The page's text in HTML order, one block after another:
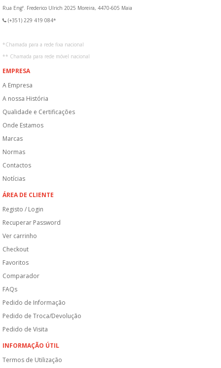
Rua Engº. Frederico Ulrich 2025 Moreira, 4470-605 Maia
(+351) 229 419 084*
*Chamada para a rede fixa nacional
** Chamada para rede móvel nacional
EMPRESA
A Empresa
A nossa História
Qualidade e Certificações
Onde Estamos
Marcas
Normas
Contactos
Notícias
ÁREA DE CLIENTE
Registo / Login
Recuperar Password
Ver carrinho
Checkout
Favoritos
Comparador
FAQs
Pedido de Informação
Pedido de Troca/Devolução
Pedido de Visita
INFORMAÇÃO ÚTIL
Termos de Utilização